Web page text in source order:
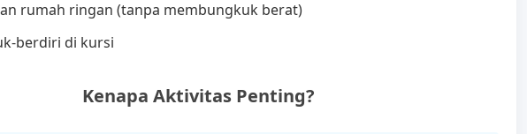
rumah ringan (tanpa membungkuk berat)
berdiri di kursi
Kenapa Aktivitas Penting?